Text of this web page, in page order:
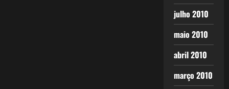
julho 2010
maio 2010
abril 2010
março 2010